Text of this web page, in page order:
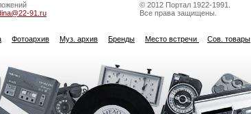
91.ru
© 2012 Портал 1922-1991.
Все права защищены.
Фотоархив Муз. архив Бренды Место встречи Сов. товары